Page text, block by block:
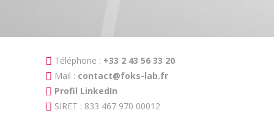
Téléphone : +33 2 43 56 33 20
Mail : contact@foks-lab.fr
Profil LinkedIn
SIRET : 833 467 970 00012